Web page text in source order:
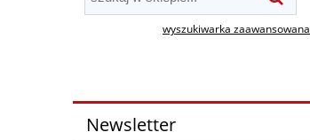
wyszukiwarka zaawansowana
Newsletter